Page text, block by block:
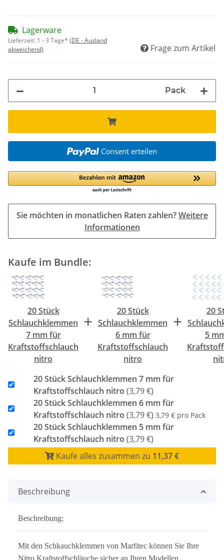
Lagerware
Lieferzeit: 1 - 3 Tage* (DE - Ausland
abweichend)
Frage zum Artikel
Pack
Consent erteilen
Sie möchten in monatlichen Raten zahlen?Weitere
Informationen
Kaufe im Bundle:
20 Stück
Schlauchklemmen
7 mm für
Kraftstoffschlauch
nitro
+
20 Stück
Schlauchklemmen
6 mm für
Kraftstoffschlauch
nitro
+
20
5
20 Stück Schlauchklemmen 7 mm für
Kraftstoffschlauch nitro (3,79 €)
20 Stück Schlauchklemmen 6 mm für
Kraftstoffschlauch nitro (3,79 €) 3,79 € pro Pack
20 Stück Schlauchklemmen 5 mm für
Kraftstoffschlauch nitro (3,79 €)
Kaufe alles zusammen zu 11,37 €
Beschreibung
Beschreibung:
Mit den Schkauchklemmen von Marfitec können Sie Ihre
Nitro Kraftstoffschläuche sicher an Ihren Modellen